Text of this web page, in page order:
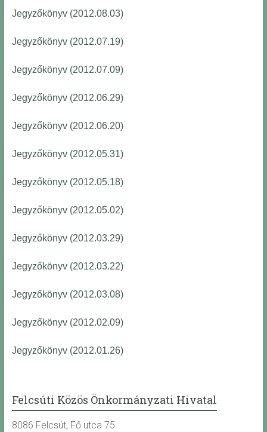
Jegyzőkönyv (2012.08.03)
Jegyzőkönyv (2012.07.19)
Jegyzőkönyv (2012.07.09)
Jegyzőkönyv (2012.06.29)
Jegyzőkönyv (2012.06.20)
Jegyzőkönyv (2012.05.31)
Jegyzőkönyv (2012.05.18)
Jegyzőkönyv (2012.05.02)
Jegyzőkönyv (2012.03.29)
Jegyzőkönyv (2012.03.22)
Jegyzőkönyv (2012.03.08)
Jegyzőkönyv (2012.02.09)
Jegyzőkönyv (2012.01.26)
Felcsúti Közös Önkormányzati Hivatal
8086 Felcsút, Fő utca 75.